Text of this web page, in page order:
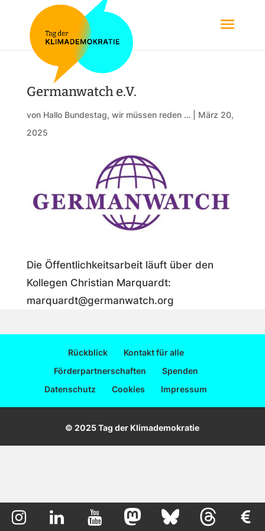
Germanwatch e.V.
von Hallo Bundestag, wir müssen reden …| März 20,
2025
Die Öffentlichkeitsarbeit läuft über den
Kollegen Christian Marquardt:
marquardt@germanwatch.org
Rückblick
Kontakt für alle
Förderpartnerschaften
Spenden
Datenschutz
Cookies Impressum
© 2025 Tag der Klimademokratie